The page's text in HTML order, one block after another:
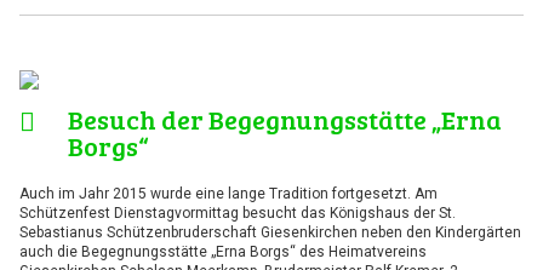
Besuch der Begegnungsstätte „Erna
Borgs“
Auch im Jahr 2015 wurde eine lange Tradition fortgesetzt. Am
Schützenfest Dienstagvormittag besucht das Königshaus der St.
Sebastianus Schützenbruderschaft Giesenkirchen neben den Kindergärten
auch die Begegnungsstätte „Erna Borgs“ des Heimatvereins